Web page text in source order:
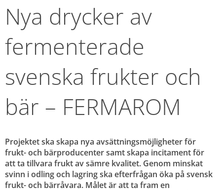
Nya drycker av
fermenterade
svenska frukter och
bär – FERMAROM
Projektet ska skapa nya avsättningsmöjligheter för
frukt- och bärproducenter samt skapa incitament för
att ta tillvara frukt av sämre kvalitet. Genom minskat
svinn i odling och lagring ska efterfrågan öka på svensk
frukt- och bärråvara. Målet är att ta fram en